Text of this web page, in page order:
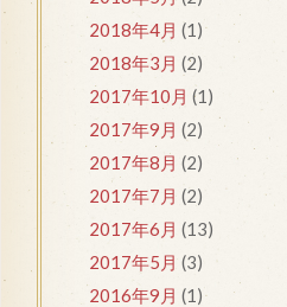
2018年4月 (1)
2018年3月 (2)
2017年10月 (1)
2017年9月 (2)
2017年8月 (2)
2017年7月 (2)
2017年6月 (13)
2017年5月 (3)
2016年9月 (1)